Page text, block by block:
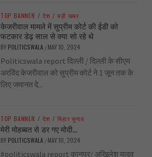
TOP BANNER / देश / बड़ी खबर
केजरीवाल मामले में सुप्रीम कोर्ट की ईडी को
फटकार डेढ़ साल से क्या सो रहे थे
BY POLITICSWALA / MAY 10, 2024
Politicswala report दिल्ली / दिल्ली के सीएम
अरविंद केजरीवाल को सुप्रीम कोर्ट ने 1 जून तक के
लिए जमानत दे...
TOP BANNER / देश / बिहार चुनाव
मेरी मोहब्बत से डर गए मोदी…
BY POLITICSWALA / MAY 10, 2024
#politicswala report कानपुर/ अखिलेश यादव